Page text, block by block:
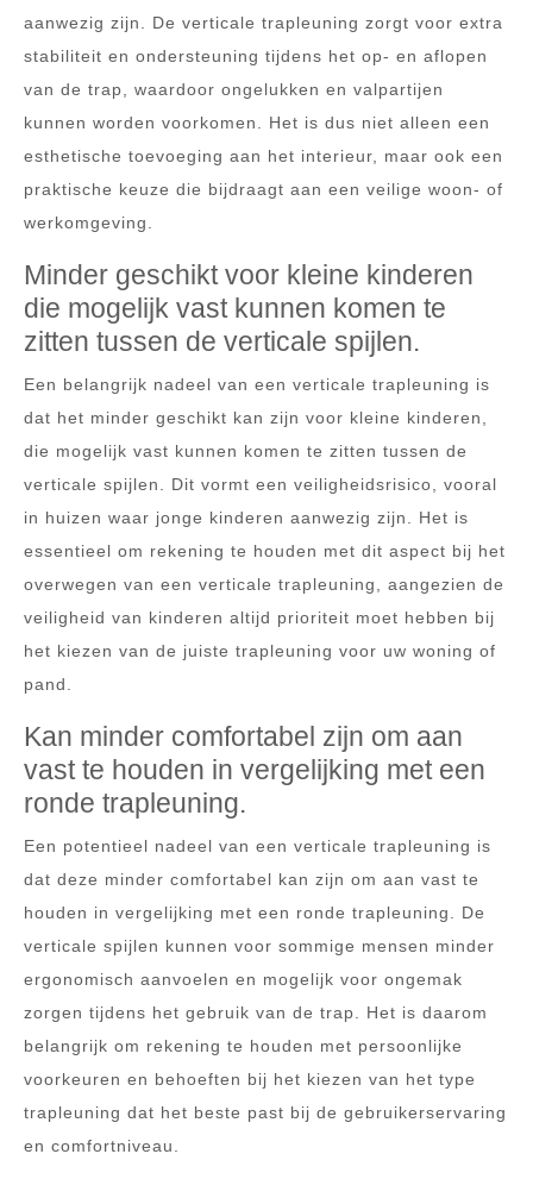
aanwezig zijn. De verticale trapleuning zorgt voor extra
stabiliteit en ondersteuning tijdens het op- en aflopen
van de trap, waardoor ongelukken en valpartijen
kunnen worden voorkomen. Het is dus niet alleen een
esthetische toevoeging aan het interieur, maar ook een
praktische keuze die bijdraagt aan een veilige woon- of
werkomgeving.
Minder geschikt voor kleine kinderen
die mogelijk vast kunnen komen te
zitten tussen de verticale spijlen.
Een belangrijk nadeel van een verticale trapleuning is
dat het minder geschikt kan zijn voor kleine kinderen,
die mogelijk vast kunnen komen te zitten tussen de
verticale spijlen. Dit vormt een veiligheidsrisico, vooral
in huizen waar jonge kinderen aanwezig zijn. Het is
essentieel om rekening te houden met dit aspect bij het
overwegen van een verticale trapleuning, aangezien de
veiligheid van kinderen altijd prioriteit moet hebben bij
het kiezen van de juiste trapleuning voor uw woning of
pand.
Kan minder comfortabel zijn om aan
vast te houden in vergelijking met een
ronde trapleuning.
Een potentieel nadeel van een verticale trapleuning is
dat deze minder comfortabel kan zijn om aan vast te
houden in vergelijking met een ronde trapleuning. De
verticale spijlen kunnen voor sommige mensen minder
ergonomisch aanvoelen en mogelijk voor ongemak
zorgen tijdens het gebruik van de trap. Het is daarom
belangrijk om rekening te houden met persoonlijke
voorkeuren en behoeften bij het kiezen van het type
trapleuning dat het beste past bij de gebruikerservaring
en comfortniveau.